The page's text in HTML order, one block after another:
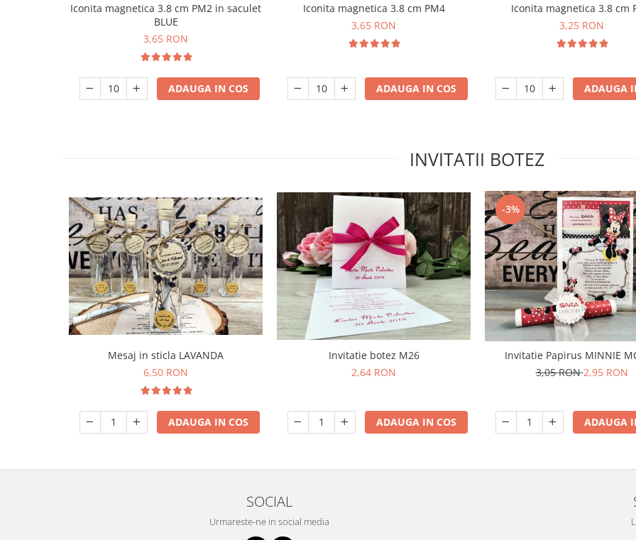
Iconita magnetica 3.8 cm PM2 in saculet
BLUE
3,65 RON
ADAUGA IN COS
Iconita magnetica 3.8 cm PM4
3,65 RON
ADAUGA IN COS
Iconita magnetica 3.8 cm
3,25 RON
ADAUGA
INVITATII BOTEZ
Mesaj in sticla LAVANDA
6,50 RON
ADAUGA IN COS
Invitatie botez M26
2,64 RON
ADAUGA IN COS
-3%
Invitatie Papirus MINNIE
3,05 RON2,95 RON
ADAUGA
SOCIAL
Urmareste-ne in social media